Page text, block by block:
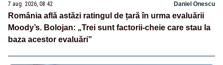
7 aug. 2026, 08:42 Daniel Onescu
România află astăzi ratingul de țară în urma evaluării
Moody’s. Bolojan: „Trei sunt factorii-cheie care stau la
baza acestor evaluări”